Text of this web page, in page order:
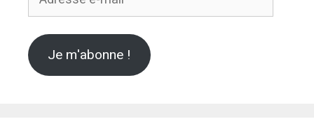
Je m'abonne !